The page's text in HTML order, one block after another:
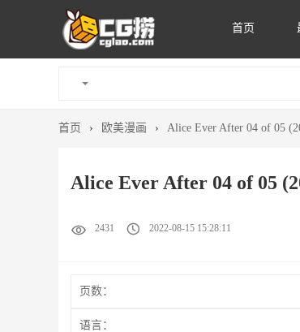
首页
首页 › 欧美漫画 › Alice Ever After 04 of 05
Alice Ever After 04 of 05
2431 2022-08-15 15:28:11
页数：
语言：